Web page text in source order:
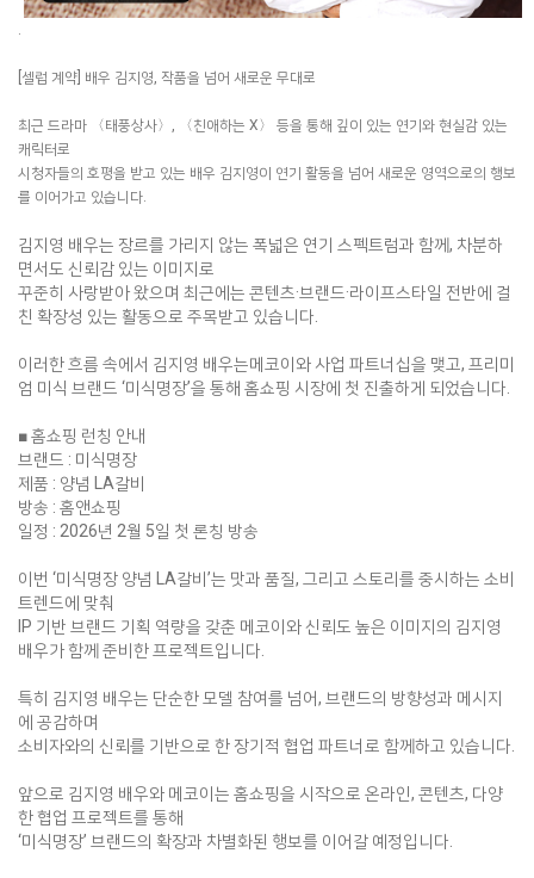
.
[셀럽 계약] 배우 김지영, 작품을 넘어 새로운 무대로
최근 드라마 〈태풍상사〉, 〈친애하는 X〉 등을 통해 깊이 있는 연기와 현실감 있는
캐릭터로
시청자들의 호평을 받고 있는 배우 김지영이 연기 활동을 넘어 새로운 영역으로의 행보
를 이어가고 있습니다.
김지영 배우는 장르를 가리지 않는 폭넓은 연기 스펙트럼과 함께, 차분하
면서도 신뢰감 있는 이미지로
꾸준히 사랑받아 왔으며 최근에는 콘텐츠·브랜드·라이프스타일 전반에 걸
친 확장성 있는 활동으로 주목받고 있습니다.
이러한 흐름 속에서 김지영 배우는메코이와 사업 파트너십을 맺고, 프리미
엄 미식 브랜드 ‘미식명장’을 통해 홈쇼핑 시장에 첫 진출하게 되었습니다.
■ 홈쇼핑 런칭 안내
브랜드 : 미식명장
제품 : 양념 LA갈비
방송 : 홈앤쇼핑
일정 : 2026년 2월 5일 첫 론칭 방송
이번 ‘미식명장 양념 LA갈비’는 맛과 품질, 그리고 스토리를 중시하는 소비
트렌드에 맞춰
IP 기반 브랜드 기획 역량을 갖춘 메코이와 신뢰도 높은 이미지의 김지영
배우가 함께 준비한 프로젝트입니다.
특히 김지영 배우는 단순한 모델 참여를 넘어, 브랜드의 방향성과 메시지
에 공감하며
소비자와의 신뢰를 기반으로 한 장기적 협업 파트너로 함께하고 있습니다.
앞으로 김지영 배우와 메코이는 홈쇼핑을 시작으로 온라인, 콘텐츠, 다양
한 협업 프로젝트를 통해
‘미식명장’ 브랜드의 확장과 차별화된 행보를 이어갈 예정입니다.